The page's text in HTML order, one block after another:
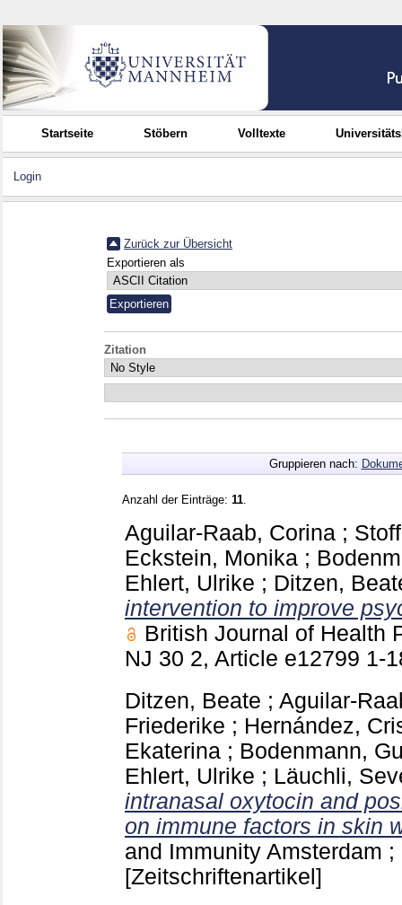
Startseite Stöbern Volltexte
Login
Zurück zur Übersicht
Exportieren als
Zitation
Gruppieren nach:
Anzahl der Einträge: 11
Aguilar-Raab, Corina ;
Eckstein, Monika ;
Ehlert, Ulrike ; Ditzen,
intervention to improve
British Journal of Health
NJ 30 2, Article e12799 1-
Ditzen, Beate ; Aguilar-
Friederike ; Hernández,
Ekaterina ; Bodenmann,
Ehlert, Ulrike ; Läuchli,
intranasal oxytocin and
on immune factors in skin
and Immunity Amsterdam
[Zeitschriftenartikel]